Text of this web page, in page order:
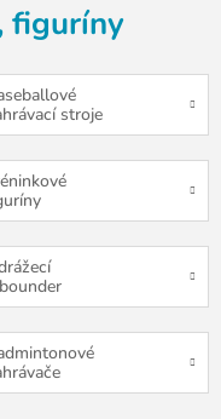
figuríny
stroje